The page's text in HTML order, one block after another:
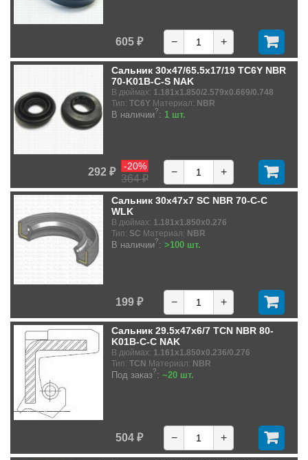
605 ₽ − +
Сальник 30x47/65.5x17/19 TC6Y NBR
70-K01B-C-S NAK
В дюймах: 1.181x1.850/2.579x0.669/0.748
Тип: TC6Y Материал: NBR
В наличии?: 1 шт.
292 ₽
364 ₽
-20% − +
Сальник 30x47x7 SC NBR 70-C-C
WLK
В дюймах: 1.181x1.850x0.276
Тип: SC Материал: NBR
В наличии?: >100 шт.
199 ₽ − +
Сальник 29.5x47x6/7 TCN NBR 80-
K01B-C-C NAK
В дюймах: 1.161x1.850x0.236/0.276
Тип: TCN Материал: NBR
Под заказ?: ~20 шт.
504 ₽ − +